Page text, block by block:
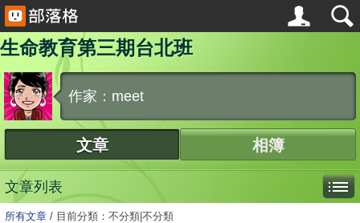
生命教育第三期台北班
作家：meet
文章 相簿
文章列表
所有文章 / 目前分類：不分類|不分類